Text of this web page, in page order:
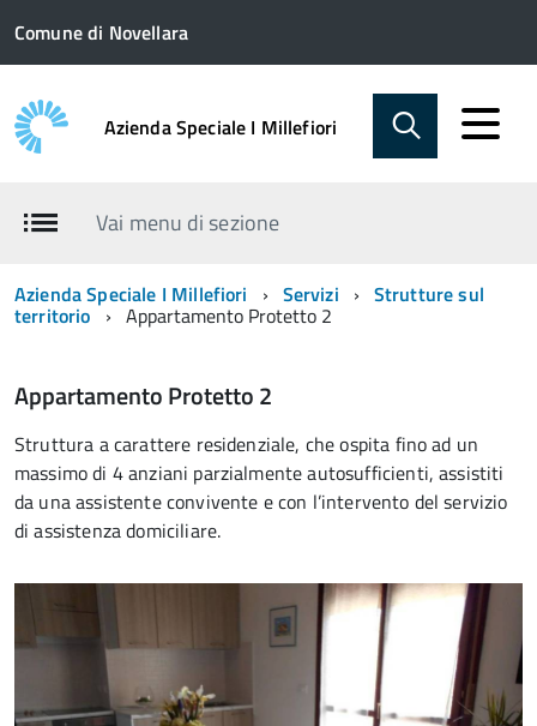
Comune di Novellara
Azienda Speciale I Millefiori
Vai menu di sezione
Azienda Speciale I Millefiori Servizi Strutture sul
territorio Appartamento Protetto 2
Appartamento Protetto 2
Struttura a carattere residenziale, che ospita fino ad un
massimo di 4 anziani parzialmente autosufficienti, assistiti
da una assistente convivente e con l’intervento del servizio
di assistenza domiciliare.